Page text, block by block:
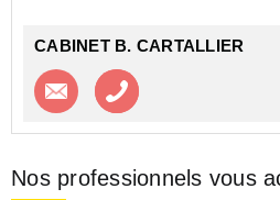
CABINET B. CARTALLIER
Contacter l'agence
Nos professionnels vous